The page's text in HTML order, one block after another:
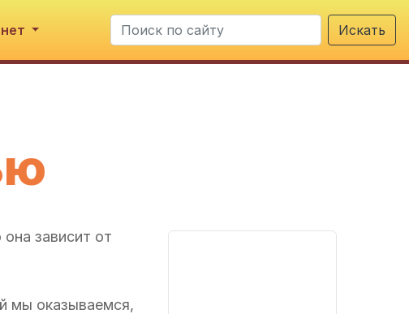
Искать
зависит от
мы оказываемся,